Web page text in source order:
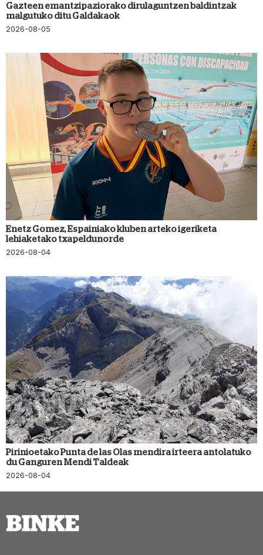
Gazteen emantzipaziorako dirulaguntzen baldintzak
malgutuko ditu Galdakaok
2026-08-05
Enetz Gomez, Espainiako kluben arteko igeriketa
lehiaketako txapeldunorde
2026-08-04
Pirinioetako Punta de las Olas mendira irteera antolatuko
du Ganguren Mendi Taldeak
2026-08-04